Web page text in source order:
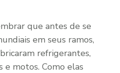
que antes de se
em seus ramos,
refrigerantes,
e motos. Como elas